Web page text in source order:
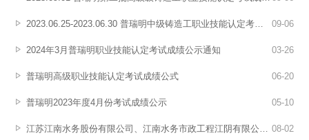
09-06
2023.06.25-2023.06.30 普瑞明中级铸造工职业技能认定考试成绩公示通知
03-26
2024年3月普瑞明职业技能认定考试成绩公示通知
06-20
普瑞明高级职业技能认定考试成绩公式
05-10
普瑞明2023年度4月份考试成绩公示
08-02
江苏江南水务股份有限公司、江南水务市政工程江阴有限公司2022年7月1日~2023年6月30日农村供水管网及一户一表改造项目所需水表箱及阀门井及相关服务(标段一)中标成功